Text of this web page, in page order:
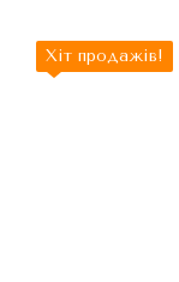
Хіт продажів!